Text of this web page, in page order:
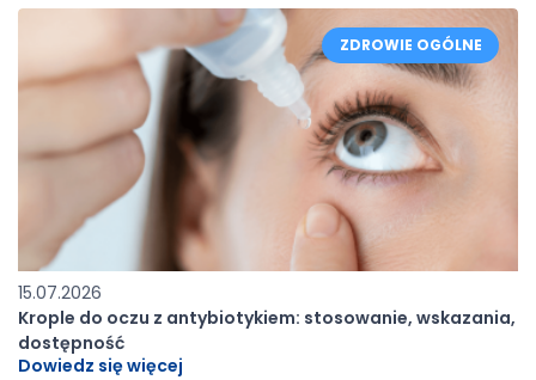
15.07.2026
Krople do oczu z antybiotykiem: stosowanie, wskazania,
dostępność
Dowiedz się więcej
ZDROWIE OGÓLNE